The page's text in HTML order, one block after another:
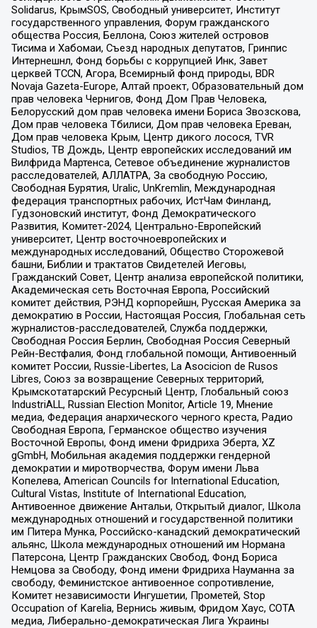
Solidarus, КрымSOS, Свободный университет, Институт
государственного управления, Форум гражданского
общества Россия, Беллона, Союз жителей островов
Тисима и Хабомаи, Съезд народных депутатов, Гринпис
Интернешнл, Фонд борьбы с коррупцией Инк, Завет
церквей TCCN, Агора, Всемирный фонд природы, BDR
Novaja Gazeta-Europe, Алтай проект, Образовательный дом
прав человека Чернигов, Фонд Дом Прав Человека,
Белорусский дом прав человека имени Бориса Звозскова,
Дом прав человека Тбилиси, Дом прав человека Ереван,
Дом прав человека Крым, Центр дикого лосося, TVR
Studios, ТВ Дождь, Центр европейских исследований им
Вилфрида Мартенса, Сетевое объединение журналистов
расследователей, АЛЛАТРА, За свободную Россию,
Свободная Бурятия, Uralic, UnKremlin, Международная
федерация транспортных рабочих, ИстЧам Финланд,
Гудзоновский институт, Фонд Демократического
Развития, Комитет-2024, Центрально-Европейский
университет, Центр восточноевропейских и
международных исследований, Общество Сторожевой
башни, Библии и трактатов Свидетелей Иеговы,
Гражданский Совет, Центр анализа европейской политики,
Академическая сеть Восточная Европа, Российский
комитет действия, РЭНД корпорейшн, Русская Америка за
демократию в России, Настоящая Россия, Глобальная сеть
журналистов-расследователей, Служба поддержки,
Свободная Россия Берлин, Свободная Россия Северный
Рейн-Вестфалия, Фонд глобальной помощи, Антивоенный
комитет России, Russie-Libertes, La Asocicion de Rusos
Libres, Союз за возвращение Северных территорий,
Крымскотатарский Ресурсный Центр, Глобальный союз
IndustriALL, Russian Election Monitor, Article 19, Мнение
медиа, Федерация анархического черного креста, Радио
Свободная Европа, Германское общество изучения
Восточной Европы, Фонд имени Фридриха Эберта, XZ
gGmbH, Мобильная академия поддержки гендерной
демократии и миротворчества, Форум имени Льва
Копелева, American Councils for International Education,
Cultural Vistas, Institute of International Education,
Антивоенное движение Антальи, Открытый диалог, Школа
международных отношений и государственной политики
им Питера Мунка, Российско-канадский демократический
альянс, Школа международных отношений им Нормана
Патерсона, Центр Гражданских Свобод, Фонд Бориса
Немцова за Свободу, Фонд имени Фридриха Науманна за
свободу, Феминистское антивоенное сопротивление,
Комитет независимости Ингушетии, Прометей, Stop
Occupation of Karelia, Вернись живым, Фридом Хаус, СОТА
медиа, Либерально-демократическая Лига Украины